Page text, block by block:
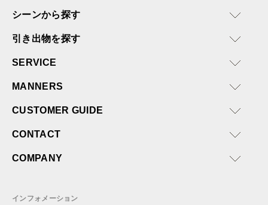
シーンから探す
引き出物を探す
SERVICE
MANNERS
CUSTOMER GUIDE
CONTACT
COMPANY
インフォメーション